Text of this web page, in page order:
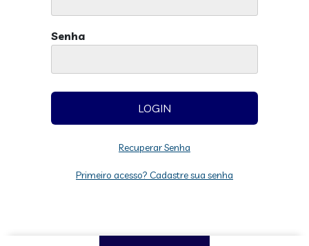
Senha
Recuperar Senha
Primeiro acesso? Cadastre sua senha